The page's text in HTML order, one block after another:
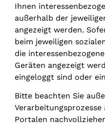
Ihnen
außerhalb der
angezeigt werden.
beim jeweiligen
die
Geräten angezeigt
eingeloggt sind oder
Bitte beachten Sie
Portalen